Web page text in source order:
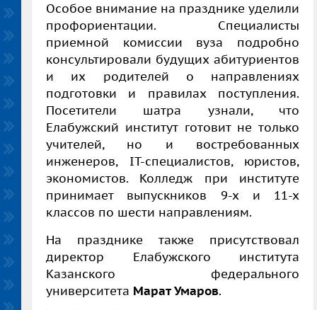
Особое внимание на празднике уделили
профориентации. Специалисты
приемной комиссии вуза подробно
консультировали будущих абитуриентов
и их родителей о направлениях
подготовки и правилах поступления.
Посетители шатра узнали, что
Елабужский институт готовит не только
учителей, но и востребованных
инженеров, IT-специалистов, юристов,
экономистов. Колледж при институте
принимает выпускников 9-х и 11-х
классов по шести направлениям.
На празднике также присутствовал
директор Елабужского института
Казанского федерального
университета Марат Умаров.